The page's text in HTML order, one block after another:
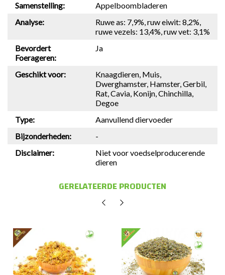
Samenstelling:
Appelboombladeren
Analyse:
Ruwe as: 7,9%, ruw eiwit: 8,2%,
ruwe vezels: 13,4%, ruw vet: 3,1%
Bevordert
Foerageren:
Ja
Geschikt voor:
Knaagdieren, Muis,
Dwerghamster, Hamster, Gerbil,
Rat, Cavia, Konijn, Chinchilla,
Degoe
Type:
Aanvullend diervoeder
Bijzonderheden:
-
Disclaimer:
Niet voor voedselproducerende
dieren
GERELATEERDE PRODUCTEN